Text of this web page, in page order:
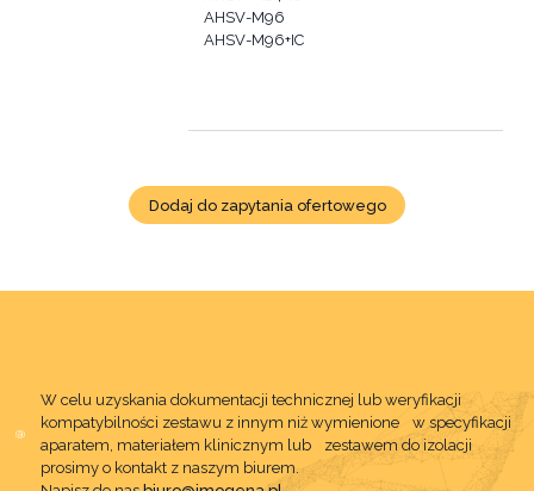
AHSV-M96
AHSV-M96+IC
Dodaj do zapytania ofertowego
W celu uzyskania dokumentacji technicznej lub weryfikacji
kompatybilności zestawu z innym niż wymienione w specyfikacji
aparatem, materiałem klinicznym lub zestawem do izolacji
prosimy o kontakt z naszym biurem.